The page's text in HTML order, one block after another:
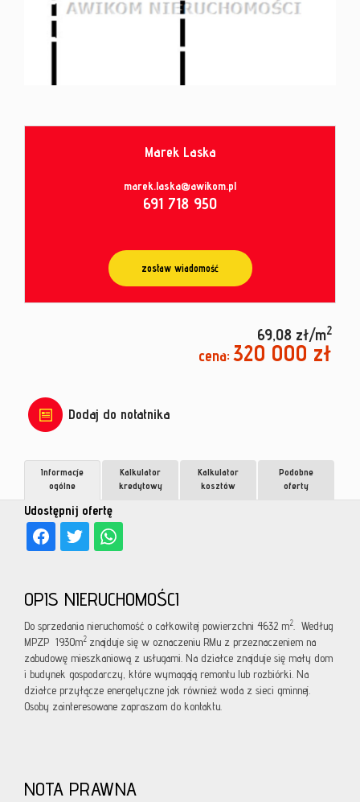
Marek Laska
marek.laska@awikom.pl
691 718 950
zostaw wiadomość
69,08 zł/m2
cena: 320 000 zł
Dodaj do notatnika
Udostępnij ofertę
Informacje
ogólne
Kalkulator
kredytowy
Kalkulator
kosztów
Podobne
oferty
OPIS NIERUCHOMOŚCI
Do sprzedania nieruchomość o całkowitej powierzchni 4632 m2. Według
MPZP 1930m2 znajduje się w oznaczeniu RMu z przeznaczeniem na
zabudowę mieszkaniową z usługami. Na działce znajduje się mały dom
i budynek gospodarczy, które wymagają remontu lub rozbiórki. Na
działce przyłącze energetyczne jak również woda z sieci gminnej.
Osoby zainteresowane zapraszam do kontaktu.
NOTA PRAWNA